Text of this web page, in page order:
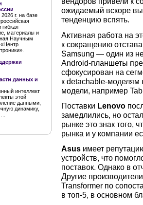
г. на базе
материалы и
Научным
данных и
интеллект
этой
данными,
динамику,
ожидаемый вскоре
тенденцию вспять.
Активная работа на
к сокращению
Samsung — один из
Android-планшеты
сфокусирован на
к detachable-моделям
модели, например
Поставки Lenovo
замедлились, но
рынке это знак того,
рынка и у компании
Asus имеет
устройств, что
поставок. Однако в
Другие
Transformer по
в топ-5, в основном